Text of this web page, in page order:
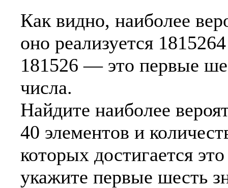
Как видно, наиболее
оно реализуется
181526 — это первые
числа.
Найдите наиболее
40 элементов и
которых достигается
укажите первые шесть